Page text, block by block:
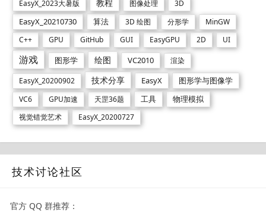
EasyX_2023大暑版 教程 图像处理 3D
EasyX_20210730 算法 3D 绘图 分形学
MinGW
C++
GPU GitHub GUI EasyGPU 2D UI
游戏 图形学 绘图 VC2010
渲染
EasyX_20200902
技术分享 EasyX 图形学与图像学
VC6 GPU加速 天罡36题 工具 物理模拟
视觉错觉艺术 EasyX_20200727
技术讨论社区
官方 QQ 群推荐：